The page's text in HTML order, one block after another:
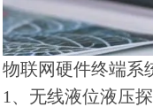
物联网硬件终端系
1、无线液位液压